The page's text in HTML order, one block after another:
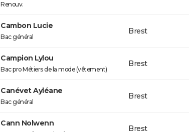
Renouv.
Cambon Lucie
Bac général
Brest
Campion Lylou
Bac pro Métiers de la mode (vêtement)
Brest
Canévet Ayléane
Bac général
Brest
Cann Nolwenn
Brest